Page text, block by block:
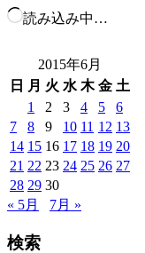
読み込み中…
2015年6月
日
月 火 水 木 金 土
1
2 3 4 5
6
7
8 9 10 11 12 13
14 15 16 17 18 19 20
21 22 23 24 25 26 27
28 29 30
« 5月
7月 »
検索